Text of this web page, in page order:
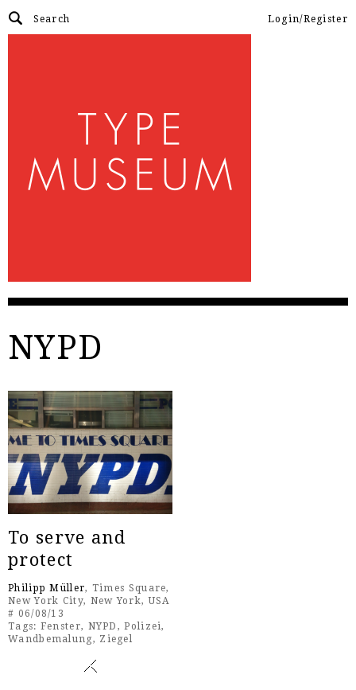
Login/Register
NYPD
To serve and
protect
Philipp Müller, Times Square,
New York City, New York, USA
# 06/08/13
Tags: Fenster, NYPD ,Polizei,
Wandbemalung, Ziegel